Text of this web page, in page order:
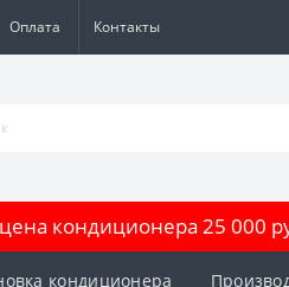
Оплата Контакты
кондиционера 25 000
кондиционера